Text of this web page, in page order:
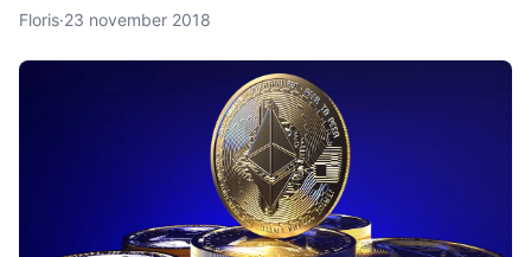
Hoewel het concept van DAICO nog nooit is ingezet,
Floris·23 november 2018